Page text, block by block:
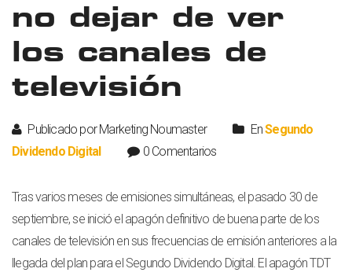
no dejar de ver
los canales de
televisión
Publicado por Marketing Noumaster EnSegundo
Dividendo Digital
0 Comentarios
Tras varios meses de emisiones simultáneas, el pasado 30 de
septiembre, se inició el apagón definitivo de buena parte de los
canales de televisión en sus frecuencias de emisión anteriores a la
llegada del plan para el Segundo Dividendo Digital. El apagón TDT